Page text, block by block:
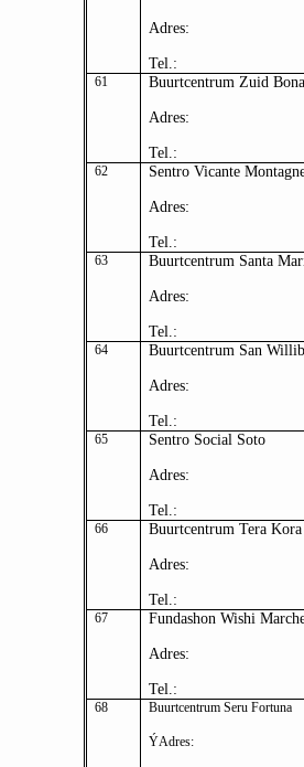
Adres:
Tel.:
61 Buurtcentrum Zuid
Adres:
Tel.:
62 Sentro Vicante
Adres:
Tel.:
63 Buurtcentrum Santa
Adres:
Tel.:
64 Buurtcentrum San
Adres:
Tel.:
65 Sentro Social Soto
Adres:
Tel.:
66 Buurtcentrum Tera Kora
Adres:
Tel.:
67 Fundashon Wishi
Adres:
Tel.:
68 Buurtcentrum Seru Fortuna
ÝAdres: